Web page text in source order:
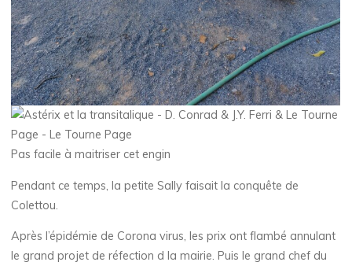
Pas facile à maitriser cet engin
Pendant ce temps, la petite Sally faisait la conquête de
Colettou.
Après l’épidémie de Corona virus, les prix ont flambé annulant
le grand projet de réfection d la mairie. Puis le grand chef du